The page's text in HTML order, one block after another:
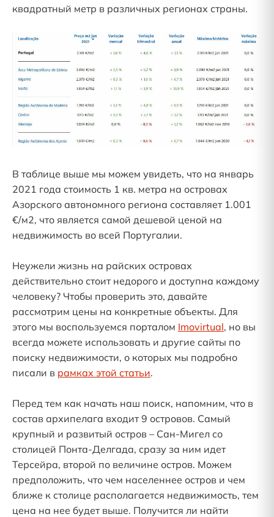
квадратный метр в различных регионах страны.
В таблице выше мы можем увидеть, что на январь
2021 года стоимость 1 кв. метра на островах
Азорского автономного региона составляет 1.001
€/м2, что является самой дешевой ценой на
недвижимость во всей Португалии.
Неужели жизнь на райских островах
действительно стоит недорого и доступна каждому
человеку? Чтобы проверить это, давайте
рассмотрим цены на конкретные объекты. Для
этого мы воспользуемся порталом Imovirtual, но вы
всегда можете использовать и другие сайты по
поиску недвижимости, о которых мы подробно
писали в рамках этой статьи.
Перед тем как начать наш поиск, напомним, что в
состав архипелага входит 9 островов. Самый
крупный и развитый остров – Сан-Мигел со
столицей Понта-Делгада, сразу за ним идет
Терсейра, второй по величине остров. Можем
предположить, что чем населеннее остров и чем
ближе к столице располагается недвижимость, тем
цена на нее будет выше. Получится ли найти